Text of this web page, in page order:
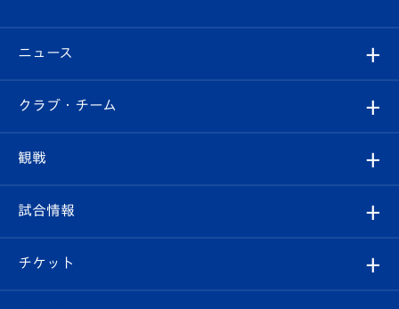
ニュース
すべて
クラブ
試合情報
クラブ・チーム
クラブ概要
エンブレム紹介
観戦
観戦ルール
はじめての観戦ガイド
試合情報
試合日程/結果
チケット